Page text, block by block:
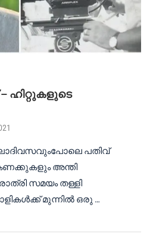
ഹിറ്റുകളുടെ
പതിവ്
അന്തി
സമയം തള്ളി
മുന്നിൽ ഒരു …